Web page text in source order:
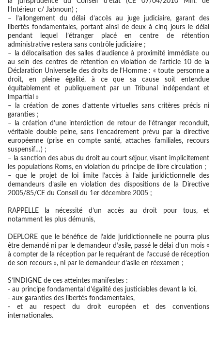
l’Intérieur c/ Jabnoun) ;
– l’allongement du délai d’accès au juge judiciaire, garant des
libertés fondamentales, portant ainsi de deux à cinq jours le délai
pendant lequel l’étranger placé en centre de rétention
administrative restera sans contrôle judiciaire ;
– la délocalisation des salles d’audience à proximité immédiate ou
au sein des centres de rétention en violation de l’article 10 de la
Déclaration Universelle des droits de l’Homme : « toute personne a
droit, en pleine égalité, à ce que sa cause soit entendue
équitablement et publiquement par un Tribunal indépendant et
impartial »
– la création de zones d’attente virtuelles sans critères précis ni
garanties ;
– la création d’une interdiction de retour de l’étranger reconduit,
véritable double peine, sans l’encadrement prévu par la directive
européenne (prise en compte santé, attaches familiales, recours
suspensif…) ;
– la sanction des abus du droit au court séjour, visant implicitement
les populations Roms, en violation du principe de libre circulation ;
– que le projet de loi limite l’accès à l’aide juridictionnelle des
demandeurs d’asile en violation des dispositions de la Directive
2005/85/CE du Conseil du 1er décembre 2005 ;
RAPPELLE la nécessité d’un accès au droit pour tous, et
notamment les plus démunis,
DEPLORE que le bénéfice de l’aide juridictionnelle ne pourra plus
être demandé ni par le demandeur d’asile, passé le délai d’un mois «
à compter de la réception par le requérant de l’accusé de réception
de son recours », ni par le demandeur d’asile en réexamen ;
S’INDIGNE de ces atteintes manifestes :
- au principe fondamental d’égalité des justiciables devant la loi,
- aux garanties des libertés fondamentales,
- et au respect du droit européen et des conventions
internationales.